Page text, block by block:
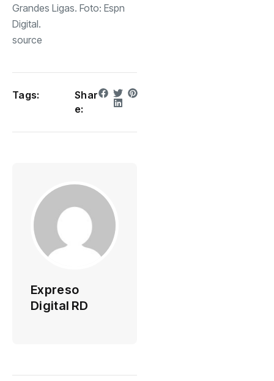
Grandes Ligas. Foto: Espn
Digital.
source
Tags:
Shar
e:
Expreso
Digital RD